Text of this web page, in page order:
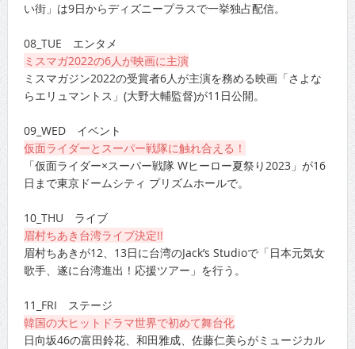
い街」は9日からディズニープラスで一挙独占配信。
08_TUE エンタメ
ミスマガ2022の6人が映画に主演
ミスマガジン2022の受賞者6人が主演を務める映画「さよな
らエリュマントス」(大野大輔監督)が11日公開。
09_WED イベント
仮面ライダーとスーパー戦隊に触れ合える！
「仮面ライダー×スーパー戦隊 Wヒーロー夏祭り2023」が16
日まで東京ドームシティ プリズムホールで。
10_THU ライブ
眉村ちあき台湾ライブ決定!!
眉村ちあきが12、13日に台湾のJack’s Studioで「日本元気女
歌手、遂に台湾進出！応援ツアー」を行う。
11_FRI ステージ
韓国の大ヒットドラマ世界で初めて舞台化
日向坂46の富田鈴花、和田雅成、佐藤仁美らがミュージカル